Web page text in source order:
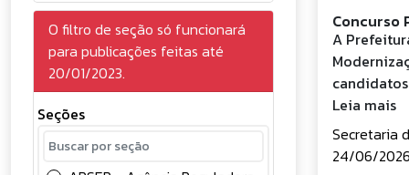
Contratos
Convocação
Credenciamento de
Eventuais
Diversos
Edital
Divisão de Controle Contábil
Gabinete do Prefeito
Gerência de Gestão e
Desenvolvimento em
Recursos Humanos
Prefeitura do Município de
O filtro de seção só funcionará
para publicações feitas até
20/01/2023.
Seções
Concurso
A
Leia mais
Secretaria
24/06/